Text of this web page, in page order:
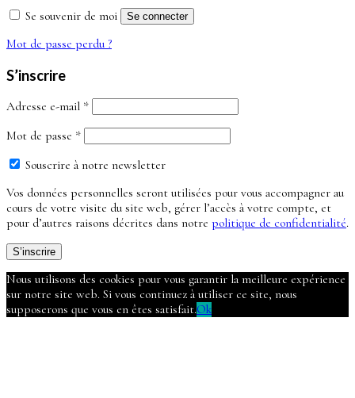
Se souvenir de moi Se connecter
Mot de passe perdu ?
S’inscrire
Adresse e-mail *Obligatoire
Mot de passe *Obligatoire
Souscrire à notre newsletter
Vos données personnelles seront utilisées pour vous accompagner au
cours de votre visite du site web, gérer l’accès à votre compte, et
pour d’autres raisons décrites dans notre politique de confidentialité.
S’inscrire
Nous utilisons des cookies pour vous garantir la meilleure expérience
sur notre site web. Si vous continuez à utiliser ce site, nous
supposerons que vous en êtes satisfait.Ok